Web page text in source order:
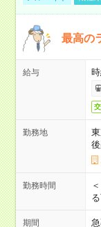
最高の
給与
勤務地
勤務時間
期間